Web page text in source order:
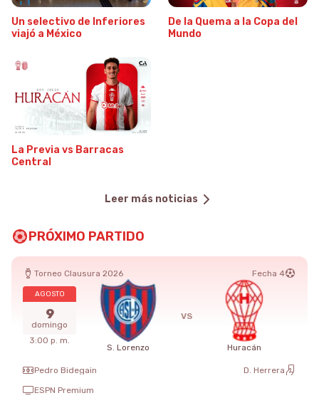
Un selectivo de Inferiores
viajó a México
4 de junio de 2026
De la Quema a la Copa del
Mundo
4 de junio de 2026
La Previa vs Barracas
Central
1 de junio de 2026
Leer más noticias
PRÓXIMO PARTIDO
Torneo Clausura 2026 Fecha 4
AGOSTO
9
domingo
3:00 p. m.
S. Lorenzo
VS
Huracán
Pedro Bidegain
D. Herrera
ESPN Premium